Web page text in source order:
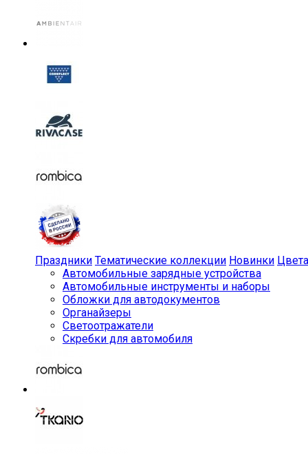
Праздники Тематические коллекции Новинки Цвета
Автомобильные зарядные устройства
Автомобильные инструменты и наборы
Обложки для автодокументов
Органайзеры
Светоотражатели
Скребки для автомобиля